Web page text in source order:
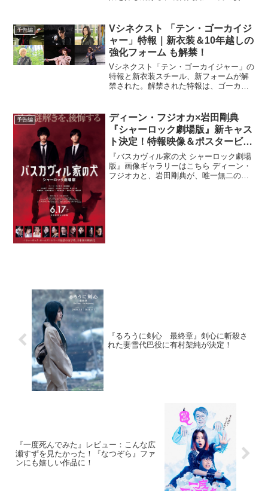
ーン、シェーブン』の予告編が到着し
た。本作は、ロッジ・ケリガン...
予告編
Vシネクスト 「テン・ゴーカイジ
ャー」特報｜新衣装＆10年越しの
強化フォーム も解禁！
Vシネクスト「テン・ゴーカイジャー」の
特報と新衣装スチール、新フォームが解
禁された。解禁された特報は、ゴーカイ
始まり、ボロボロに打ち捨てられた海賊
旗が、彼らのこの...
予告編
ディーン・フジオカ×岩田剛典
『シャーロック劇場版』新キャス
ト決定！特報映像＆ポスタービジ
ュアルも解禁！
『バスカヴィル家の犬 シャーロック劇場
版』画像ギャラリーはこちら ディーン・
フジオカと、岩田剛典が、唯一無二の名
『るろうに剣心 最終章』剣心に斬殺さ
れた妻雪代巴役に有村架純が決定！
『一度死んでみた』レビュー：こんな広
瀬すずを見たかった！『なつぞら』ファ
ンにも嬉しい作品に！